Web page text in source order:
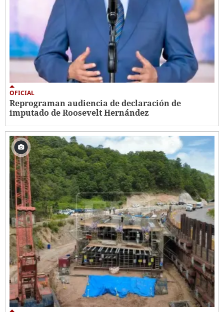
OFICIAL
Reprograman audiencia de declaración de
imputado de Roosevelt Hernández